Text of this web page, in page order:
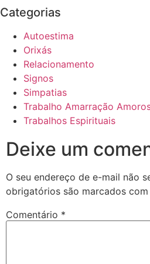
Categorias
Autoestima
Orixás
Relacionamento
Signos
Simpatias
Trabalho Amarração
Trabalhos Espirituais
Deixe um
O seu endereço de e-mail não
obrigatórios são marcados com
Comentário *